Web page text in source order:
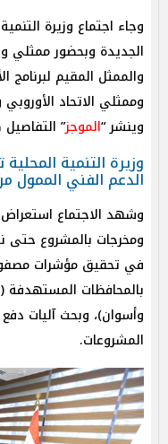
وجاء اجتماع وزيرة
الجديدة وبحضور ممثلي
والممثل المقيم لبرنامج
وممثلي الاتحاد
وينشر “الموجز” التفاصيل
وزيرة التنمية
الدعم الفني الممول
وشهد الاجتماع
في تحقيق مؤشرات
بالمحافظات
وأسوان)، وبحث آليات
المشروعات.